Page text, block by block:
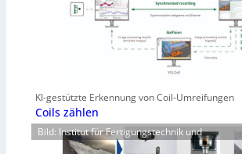
KI-gestützte Erkennung von Coil-Umreifungen
Coils zählen
Bild: Institut für Fertigungstechnik und